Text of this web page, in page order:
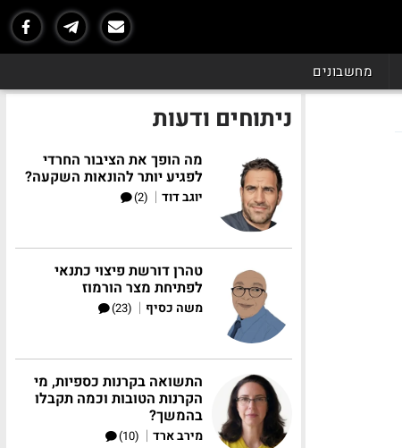
מחשבונים
ניתוחים ודעות
מה הופך את הציבור החרדי
לפגיע יותר להונאות השקעה?
יוגב דוד |
(2)
טהרן דורשת פיצוי כתנאי
לפתיחת מצר הורמוז
משה כסיף |
(23)
התשואה בקרנות כספיות, מי
הקרנות הטובות וכמה תקבלו
בהמשך?
מירב ארד |
(10)